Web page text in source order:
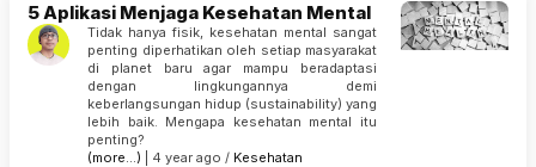
5 Aplikasi Menjaga Kesehatan Mental
Tidak hanya fisik, kesehatan mental sangat
penting diperhatikan oleh setiap masyarakat
di planet baru agar mampu beradaptasi
dengan lingkungannya demi
keberlangsungan hidup (sustainability) yang
lebih baik. Mengapa kesehatan mental itu
penting?
(more…) | 4 year ago / Kesehatan